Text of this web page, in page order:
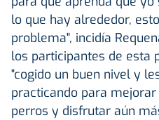
lo que hay alrededor,
problema", incidía
los participantes de esta
"cogido un buen nivel y
practicando para
perros y disfrutar aún